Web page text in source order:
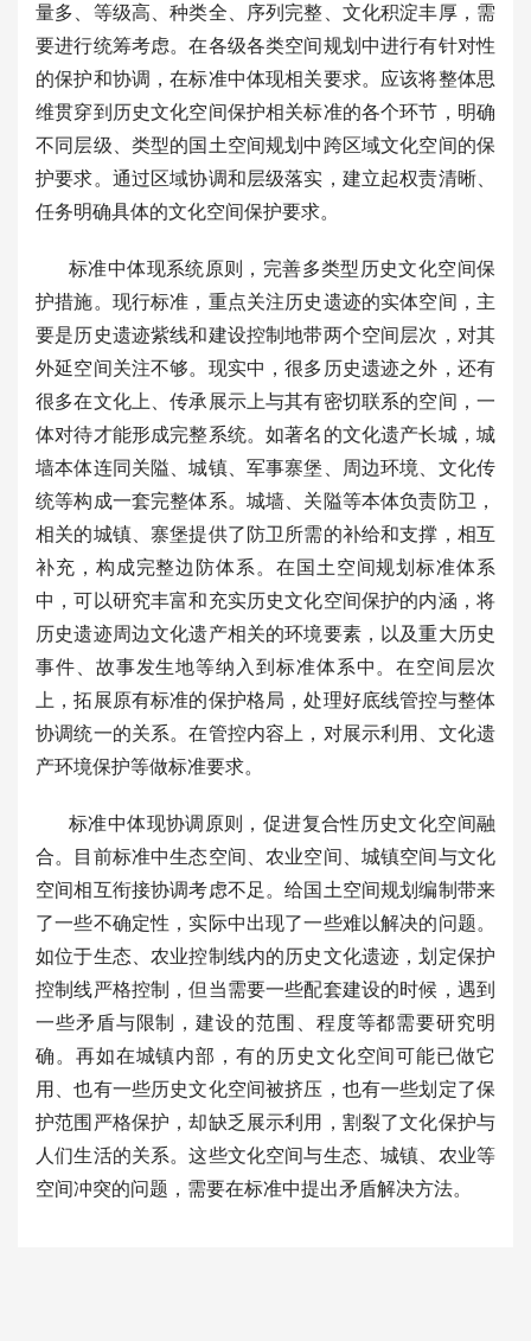
量多、等级高、种类全、序列完整、文化积淀丰厚，需
要进行统筹考虑。在各级各类空间规划中进行有针对性
的保护和协调，在标准中体现相关要求。应该将整体思
维贯穿到历史文化空间保护相关标准的各个环节，明确
不同层级、类型的国土空间规划中跨区域文化空间的保
护要求。通过区域协调和层级落实，建立起权责清晰、
任务明确具体的文化空间保护要求。
标准中体现系统原则，完善多类型历史文化空间保
护措施。现行标准，重点关注历史遗迹的实体空间，主
要是历史遗迹紫线和建设控制地带两个空间层次，对其
外延空间关注不够。现实中，很多历史遗迹之外，还有
很多在文化上、传承展示上与其有密切联系的空间，一
体对待才能形成完整系统。如著名的文化遗产长城，城
墙本体连同关隘、城镇、军事寨堡、周边环境、文化传
统等构成一套完整体系。城墙、关隘等本体负责防卫，
相关的城镇、寨堡提供了防卫所需的补给和支撑，相互
补充，构成完整边防体系。在国土空间规划标准体系
中，可以研究丰富和充实历史文化空间保护的内涵，将
历史遗迹周边文化遗产相关的环境要素，以及重大历史
事件、故事发生地等纳入到标准体系中。在空间层次
上，拓展原有标准的保护格局，处理好底线管控与整体
协调统一的关系。在管控内容上，对展示利用、文化遗
产环境保护等做标准要求。
标准中体现协调原则，促进复合性历史文化空间融
合。目前标准中生态空间、农业空间、城镇空间与文化
空间相互衔接协调考虑不足。给国土空间规划编制带来
了一些不确定性，实际中出现了一些难以解决的问题。
如位于生态、农业控制线内的历史文化遗迹，划定保护
控制线严格控制，但当需要一些配套建设的时候，遇到
一些矛盾与限制，建设的范围、程度等都需要研究明
确。再如在城镇内部，有的历史文化空间可能已做它
用、也有一些历史文化空间被挤压，也有一些划定了保
护范围严格保护，却缺乏展示利用，割裂了文化保护与
人们生活的关系。这些文化空间与生态、城镇、农业等
空间冲突的问题，需要在标准中提出矛盾解决方法。